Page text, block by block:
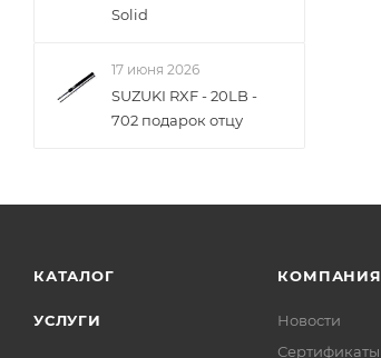
Solid
17 июня 2026
SUZUKI RXF - 20LB -
702 подарок отцу
КАТАЛОГ
УСЛУГИ
КОМПАНИЯ
Новости
Сертификаты